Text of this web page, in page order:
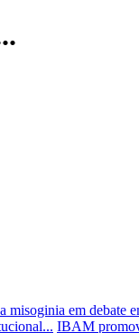
misoginia em debate
IBAM